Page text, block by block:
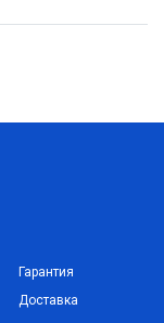
Гарантия
Доставка